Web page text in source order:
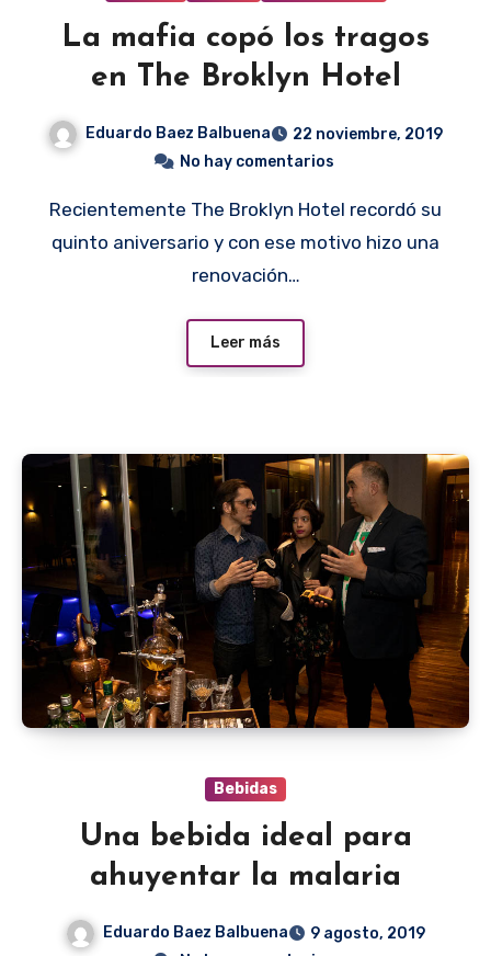
La mafia copó los tragos
en The Broklyn Hotel
Eduardo Baez Balbuena
22 noviembre, 2019
No hay comentarios
Recientemente The Broklyn Hotel recordó su
quinto aniversario y con ese motivo hizo una
renovación…
Leer más
Bebidas
Una bebida ideal para
ahuyentar la malaria
Eduardo Baez Balbuena
9 agosto, 2019